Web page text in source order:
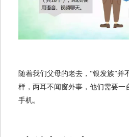
随着我们父母的老去，“银发族”并
样，两耳不闻窗外事，他们需要一
手机。